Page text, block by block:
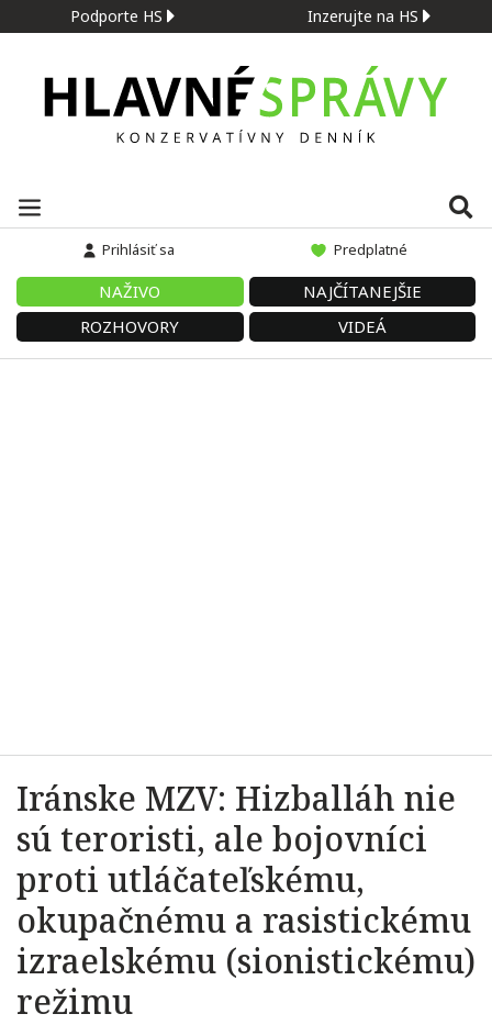
Podporte HS Inzerujte na HS
Prihlásiť sa Predplatné
NAŽIVO
NAJČÍTANEJŠIE
ROZHOVORY
VIDEÁ
Iránske MZV: Hizballáh nie
sú teroristi, ale bojovníci
proti utláčateľskému,
okupačnému a rasistickému
izraelskému (sionistickému)
režimu